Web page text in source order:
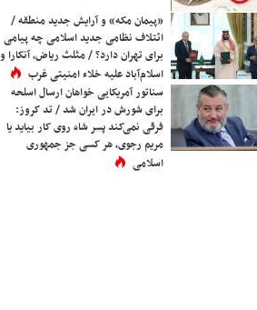
«پیمان مکه» و آرایش جدید منطقه /
ائتلاف نظامی جدید اسلامی چه پیامی
برای تهران دارد؟ / مثلث ریاض، آنکارا و
اسلام‌آباد علیه خلاء امنیتی غرب
سناتور آمریکایی خواهان ارسال اسلحه
برای شورش در ایران شد / تد کروز:
فرقی نمی‌کند پسر شاه روی کار بیاید یا
مریم رجوی، هر کسی جز جمهوری
اسلامی